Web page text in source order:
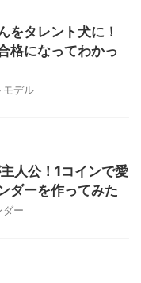
をタレント犬に！
格になってわかっ
モデル
人公！1コインで愛
ダーを作ってみた
ダー